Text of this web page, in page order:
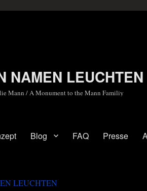
NAMEN LEUCHTEN
Mann / A Monument to the Mann Familiy
Blog FAQ Presse